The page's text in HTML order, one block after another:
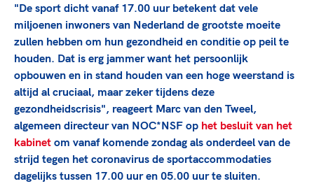
TeamNL kids
Olympische geschiedenis
Nieuwspagina
Columns
Sport gaat niet vanzelf
Vitale clubs en bestuurlijk kader
Sportmatch
Clubacties
Handboek Wet- en Regelgeving
Opleidingen en trainingen
High5 Stappenplan
Olympische Spelen LA28
Paralympische Spelen LA28
Europese Spelen Istanbul 2027
Topsportbeleid
Topsportfinanciering
Maatschappelijke waarde topsport
Top teamsportcompetities
"De sport dicht vanaf 17.00 uur betekent dat vele
miljoenen inwoners van Nederland de grootste moeite
zullen hebben om hun gezondheid en conditie op peil te
houden. Dat is erg jammer want het persoonlijk
opbouwen en in stand houden van een hoge weerstand is
altijd al cruciaal, maar zeker tijdens deze
gezondheidscrisis", reageert Marc van den Tweel,
algemeen directeur van NOC*NSF op het besluit van het
kabinet om vanaf komende zondag als onderdeel van de
strijd tegen het coronavirus de sportaccommodaties
dagelijks tussen 17.00 uur en 05.00 uur te sluiten.